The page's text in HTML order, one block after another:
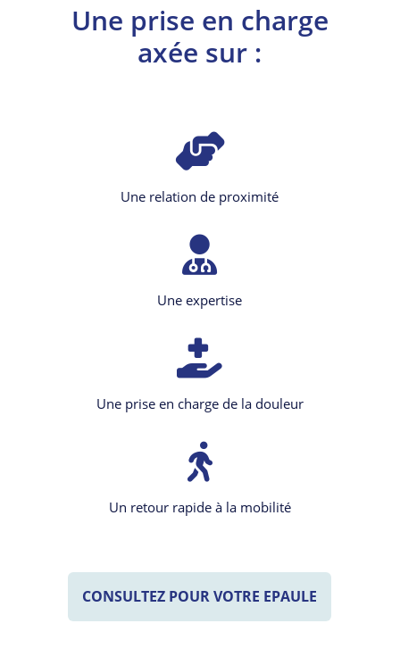
Une prise en charge
axée sur :
Une relation de proximité
Une expertise
Une prise en charge de la douleur
Un retour rapide à la mobilité
CONSULTEZ POUR VOTRE EPAULE